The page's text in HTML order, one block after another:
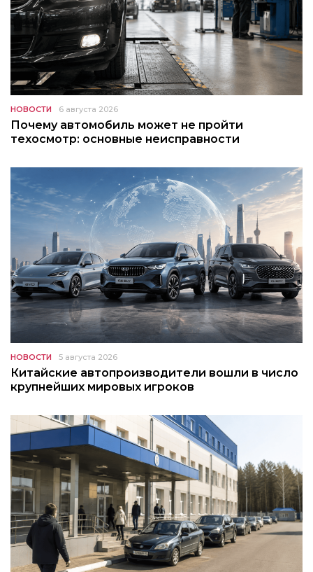
НОВОСТИ 6 августа 2026
Почему автомобиль может не пройти
техосмотр: основные неисправности
НОВОСТИ 5 августа 2026
Китайские автопроизводители вошли в число
крупнейших мировых игроков